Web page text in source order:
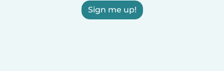
Sign me up!